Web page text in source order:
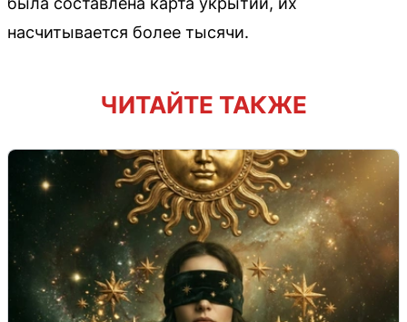
насчитывается более тысячи.
ЧИТАЙТЕ ТАКЖЕ